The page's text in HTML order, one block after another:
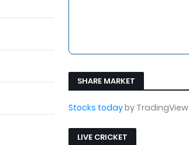
SHARE MARKET
Stocks todayby TradingView
LIVE CRICKET